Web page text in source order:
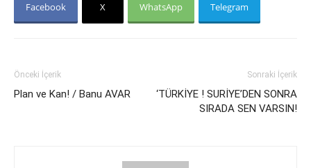
Facebook X WhatsApp Telegram
Önceki İçerik
Plan ve Kan! / Banu AVAR
Sonraki İçerik
‘TÜRKİYE ! SURİYE’DEN SONRA
SIRADA SEN VARSIN!